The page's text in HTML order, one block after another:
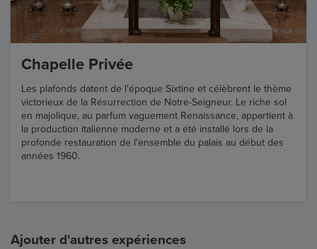
Chapelle Privée
Les plafonds datent de l'époque Sixtine et célèbrent le thème
victorieux de la Résurrection de Notre-Seigneur. Le riche sol
en majolique, au parfum vaguement Renaissance, appartient à
la production italienne moderne et a été installé lors de la
profonde restauration de l'ensemble du palais au début des
années 1960.
Ajouter d'autres expériences